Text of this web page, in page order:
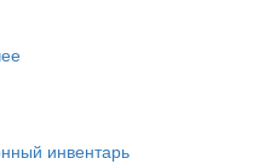
инвентарь